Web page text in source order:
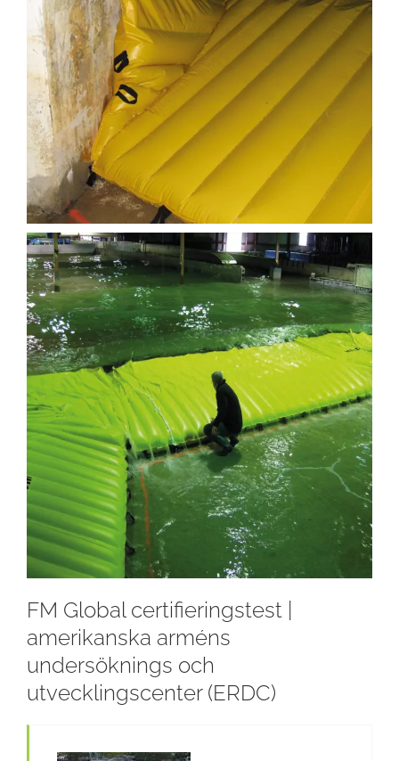
FM Global certifieringstest |
amerikanska arméns
undersöknings och
utvecklingscenter (ERDC)